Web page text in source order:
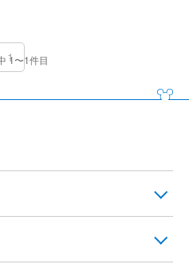
1
1〜1件目